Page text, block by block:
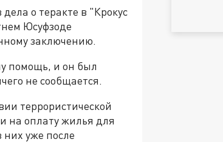
о теракте в "Крокус
Юсуфзоде
заключению.
помощь, и он был
не сообщается.
террористической
на оплату жилья для
них уже после